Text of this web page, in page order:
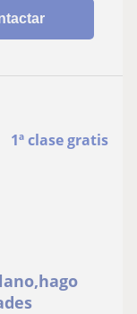
1ª clase gratis